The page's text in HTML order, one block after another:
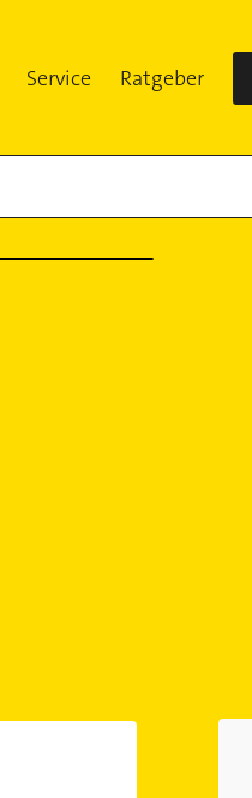
Service Ratgeber